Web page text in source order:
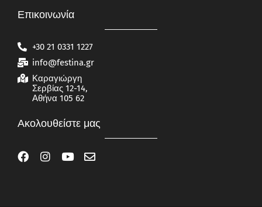
Επικοινωνία
+30 21 0331 1227
info@festina.gr
Καραγιώργη
Σερβίας 12-14,
Αθήνα 105 62
Ακολουθείστε μας